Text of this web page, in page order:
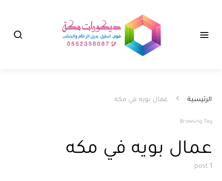
الرئيسية عمال بويه في مكه
Browsing Tag
عمال بويه في مكه
1 post